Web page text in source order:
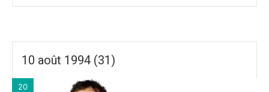
10 août 1994 (31)
20